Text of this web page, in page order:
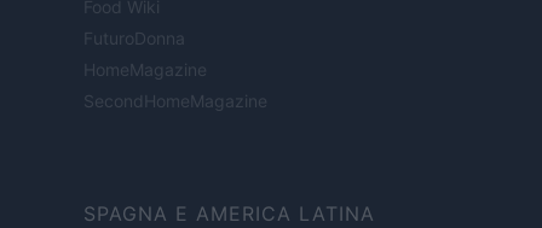
Food Wiki
FuturoDonna
HomeMagazine
SecondHomeMagazine
SPAGNA E AMERICA LATINA